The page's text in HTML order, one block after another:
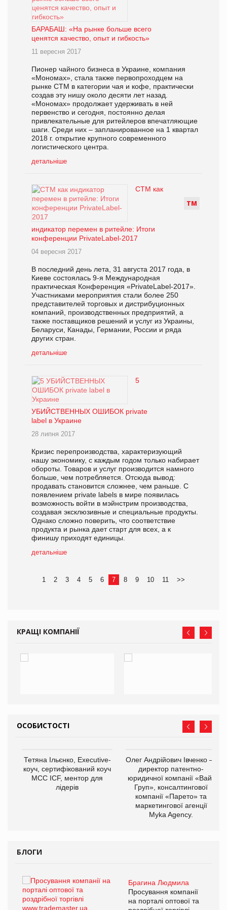
БАРАБАШ: «На рынке больше всего
ценятся качество, опыт и гибкость»
11 вересня 2017
Пионер чайного бизнеса в Украине, компания
«Мономах», стала также первопроходцем на
рынке СТМ в категории чая и кофе, практически
создав эту нишу около десяти лет назад.
«Мономах» продолжает удерживать в ней
первенство и сегодня, постоянно делая
привлекательные для ритейлеров впечатляющие
шаги. Среди них – запланированное на 1 квартал
2018 г. открытие крупного современного
логистического центра.
детальніше
ТМ
СТМ как
индикатор перемен в ритейле: Итоги
конференции PrivateLabel-2017
04 вересня 2017
В последний день лета, 31 августа 2017 года, в
Киеве состоялась 9-я Международная
практическая Конференция «PrivateLabel-2017».
Участниками мероприятия стали более 250
представителей торговых и дистрибуционных
компаний, производственных предприятий, а
также поставщиков решений и услуг из Украины,
Беларуси, Канады, Германии, России и ряда
других стран.
детальніше
5
УБИЙСТВЕННЫХ ОШИБОК private
label в Украине
28 липня 2017
Кризис перепроизводства, характеризующий
нашу экономику, с каждым годом только набирает
обороты. Товаров и услуг производится намного
больше, чем потребляется. Отсюда вывод:
продавать становится сложнее, чем раньше. С
появлением private labels в мире появилась
возможность войти в мэйнстрим производства,
создавая эксклюзивные и специальные продукты.
Однако сложно поверить, что соответствие
продукта и рынка дает старт для всех, а к
финишу приходят единицы.
детальніше
1 2 3 4 5 6 7 8 9 10 11 >>
КРАЩІ КОМПАНІЇ
ОСОБИСТОСТІ
Тетяна Ільєнко, Executive-
коуч, сертифікований коуч
МСС ICF, ментор для
лідерів
Олег Андрійович Івченко —
директор патентно-
юридичної компанії «Вайз
Груп», консалтингової
компанії «Парето» та
маркетингової агенції
Myka Agency.
БЛОГИ
Брагина Людмила
Просування компанії
на порталі оптової та